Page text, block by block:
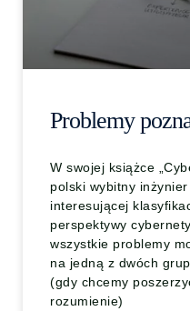
Problemy
W swojej książce
polski wybitny
interesującej
perspektywy
wszystkie problemy
na jedną z dwóch
(gdy chcemy
rozumienie)